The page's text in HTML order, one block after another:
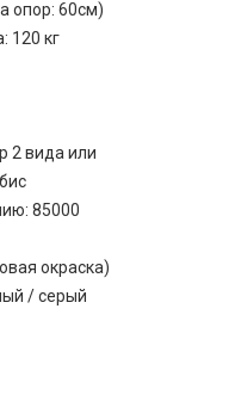
опор: 60см)
120 кг
2 вида или
85000
окраска)
/ серый